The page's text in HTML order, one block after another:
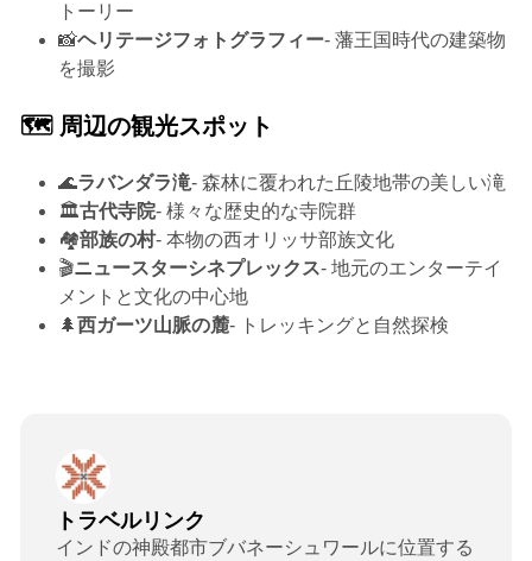
トーリー
📸ヘリテージフォトグラフィー- 藩王国時代の建築物
を撮影
🗺️ 周辺の観光スポット
🌊ラバンダラ滝- 森林に覆われた丘陵地帯の美しい滝
🏛️古代寺院- 様々な歴史的な寺院群
🏘️部族の村- 本物の西オリッサ部族文化
🎬ニュースターシネプレックス- 地元のエンターテイ
メントと文化の中心地
🌲西ガーツ山脈の麓- トレッキングと自然探検
トラベルリンク
インドの神殿都市ブバネーシュワールに位置する